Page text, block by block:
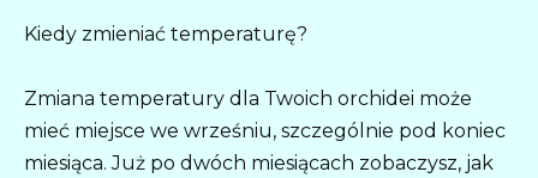
Kiedy zmieniać temperaturę?
Zmiana temperatury dla Twoich orchidei może
mieć miejsce we wrześniu, szczególnie pod koniec
miesiąca. Już po dwóch miesiącach zobaczysz, jak